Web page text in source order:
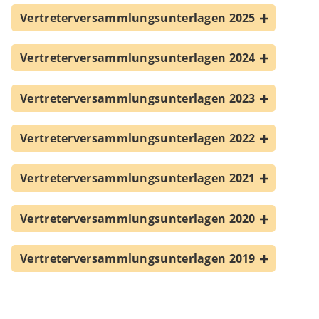
Links
Suche
Kontakt Geschäftsstelle
Impressum
Datenschutz
Vertreterversammlungsunterlagen 2025
Vertreterversammlungsunterlagen 2024
Vertreterversammlungsunterlagen 2023
Vertreterversammlungsunterlagen 2022
Vertreterversammlungsunterlagen 2021
Vertreterversammlungsunterlagen 2020
Vertreterversammlungsunterlagen 2019